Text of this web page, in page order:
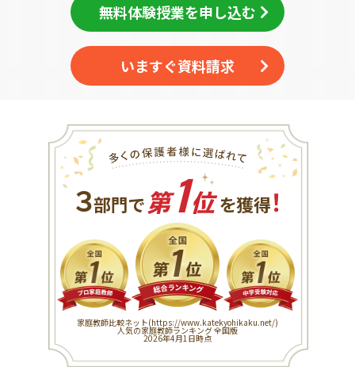
無料体験授業を申し込む
いますぐ資料請求
３部門で 第1位を獲得！
家庭教師比較ネット(https://www.katekyohikaku.net/)
人気の家庭教師ランキング 全国版
2026年4月1日時点